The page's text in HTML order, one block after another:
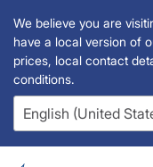
We believe you are
have a local version of
prices, local contact
conditions.